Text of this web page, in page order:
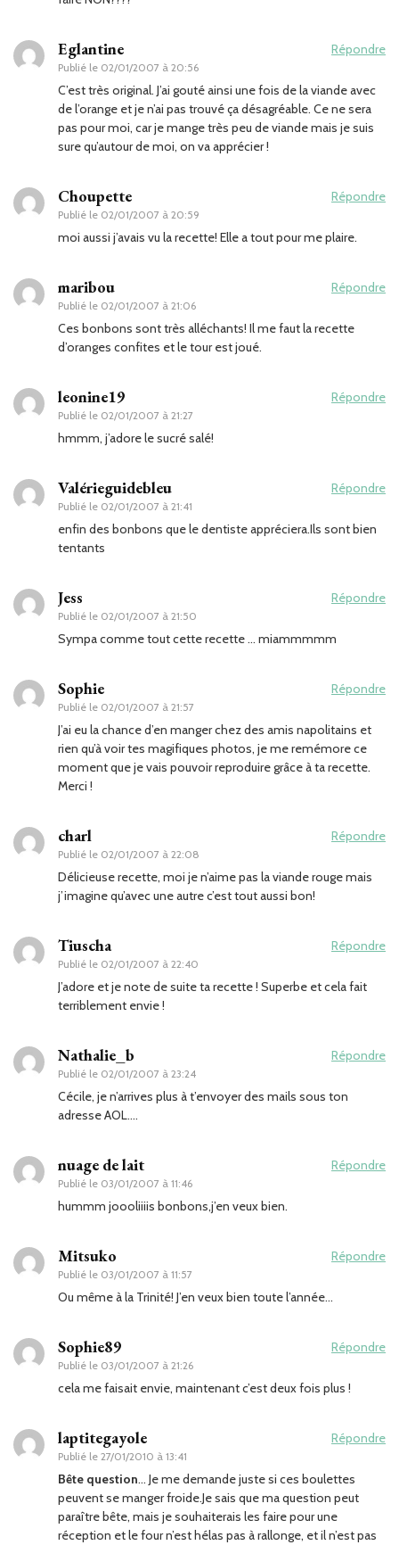
Eglantine
Publié le 02/01/2007 à 20:56
Répondre
C’est très original. J’ai gouté ainsi une fois de la viande avec
de l’orange et je n’ai pas trouvé ça désagréable. Ce ne sera
pas pour moi, car je mange très peu de viande mais je suis
sure qu’autour de moi, on va apprécier !
Choupette
Publié le 02/01/2007 à 20:59
Répondre
moi aussi j’avais vu la recette! Elle a tout pour me plaire.
maribou
Publié le 02/01/2007 à 21:06
Répondre
Ces bonbons sont très alléchants! Il me faut la recette
d’oranges confites et le tour est joué.
leonine19
Publié le 02/01/2007 à 21:27
Répondre
hmmm, j’adore le sucré salé!
Valérieguidebleu
Publié le 02/01/2007 à 21:41
Répondre
enfin des bonbons que le dentiste appréciera.Ils sont bien
tentants
Jess
Publié le 02/01/2007 à 21:50
Répondre
Sympa comme tout cette recette … miammmmm
Sophie
Publié le 02/01/2007 à 21:57
Répondre
J’ai eu la chance d’en manger chez des amis napolitains et
rien qu’à voir tes magifiques photos, je me remémore ce
moment que je vais pouvoir reproduire grâce à ta recette.
Merci !
charl
Publié le 02/01/2007 à 22:08
Répondre
Délicieuse recette, moi je n’aime pas la viande rouge mais
j’imagine qu’avec une autre c’est tout aussi bon!
Tiuscha
Publié le 02/01/2007 à 22:40
Répondre
J’adore et je note de suite ta recette ! Superbe et cela fait
terriblement envie !
Nathalie_b
Publié le 02/01/2007 à 23:24
Répondre
Cécile, je n’arrives plus à t’envoyer des mails sous ton
adresse AOL….
nuage de lait
Publié le 03/01/2007 à 11:46
Répondre
hummm joooliiiis bonbons,j’en veux bien.
Mitsuko
Publié le 03/01/2007 à 11:57
Répondre
Ou même à la Trinité! J’en veux bien toute l’année…
Sophie89
Publié le 03/01/2007 à 21:26
Répondre
cela me faisait envie, maintenant c’est deux fois plus !
laptitegayole
Publié le 27/01/2010 à 13:41
Répondre
Bête question… Je me demande juste si ces boulettes
peuvent se manger froide.Je sais que ma question peut
paraître bête, mais je souhaiterais les faire pour une
réception et le four n’est hélas pas à rallonge, et il n’est pas